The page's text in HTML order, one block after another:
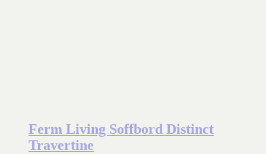
Ferm Living Soffbord Distinct
Travertine